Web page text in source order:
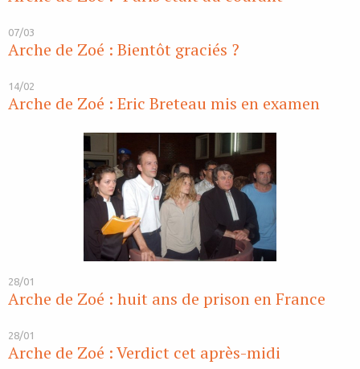
07/03
Arche de Zoé : Bientôt graciés ?
14/02
Arche de Zoé : Eric Breteau mis en examen
28/01
Arche de Zoé : huit ans de prison en France
28/01
Arche de Zoé : Verdict cet après-midi